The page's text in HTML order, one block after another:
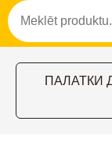
ПАЛАТКИ